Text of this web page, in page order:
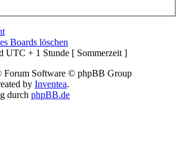
Boards löschen
UTC + 1 Stunde [ Sommerzeit ]
Forum Software © phpBB Group
by Inventea.
durch phpBB.de